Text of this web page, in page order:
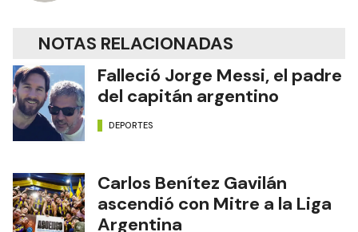
NOTAS RELACIONADAS
Falleció Jorge Messi, el padre
del capitán argentino
DEPORTES
Carlos Benítez Gavilán
ascendió con Mitre a la Liga
Argentina